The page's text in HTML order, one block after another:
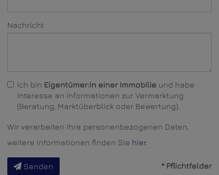
Nachricht
Ich bin Eigentümer:in einer Immobilie und habe
Interesse an Informationen zur Vermarktung
(Beratung, Marktüberblick oder Bewertung).
Wir verarbeiten Ihre personenbezogenen Daten,
weitere Informationen finden Sie hier.
Senden * Pflichtfelder